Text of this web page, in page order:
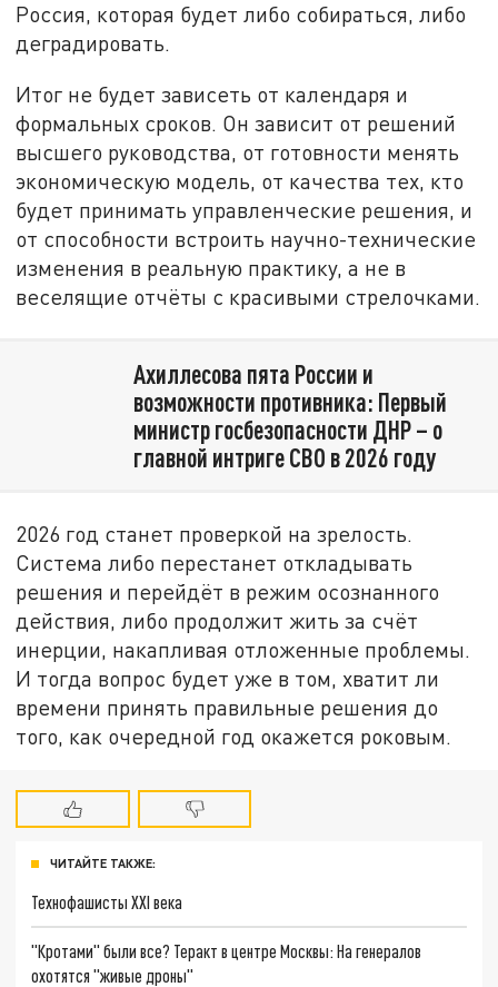
Россия, которая будет либо собираться, либо
деградировать.
Итог не будет зависеть от календаря и
формальных сроков. Он зависит от решений
высшего руководства, от готовности менять
экономическую модель, от качества тех, кто
будет принимать управленческие решения, и
от способности встроить научно-технические
изменения в реальную практику, а не в
веселящие отчёты с красивыми стрелочками.
Ахиллесова пята России и
возможности противника: Первый
министр госбезопасности ДНР – о
главной интриге СВО в 2026 году
2026 год станет проверкой на зрелость.
Система либо перестанет откладывать
решения и перейдёт в режим осознанного
действия, либо продолжит жить за счёт
инерции, накапливая отложенные проблемы.
И тогда вопрос будет уже в том, хватит ли
времени принять правильные решения до
того, как очередной год окажется роковым.
ЧИТАЙТЕ ТАКЖЕ:
Технофашисты XXI века
"Кротами" были все? Теракт в центре Москвы: На генералов
охотятся "живые дроны"